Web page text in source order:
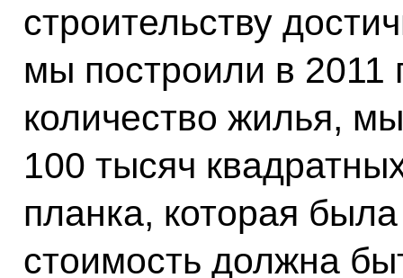
строительству
мы построили в 2011
количество жилья,
100 тысяч
планка, которая
стоимость должна